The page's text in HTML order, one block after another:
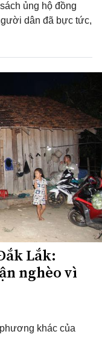
ủng hộ đồng
dân đã bực tức,
Lắk:
nghèo vì
khác của